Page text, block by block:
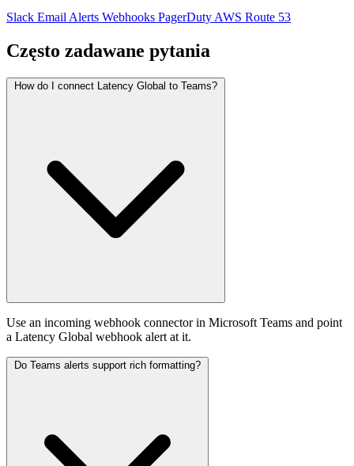
Slack Email Alerts Webhooks PagerDuty AWS Route 53
Często zadawane pytania
How do I connect Latency Global to Teams?
Use an incoming webhook connector in Microsoft Teams and point
a Latency Global webhook alert at it.
Do Teams alerts support rich formatting?